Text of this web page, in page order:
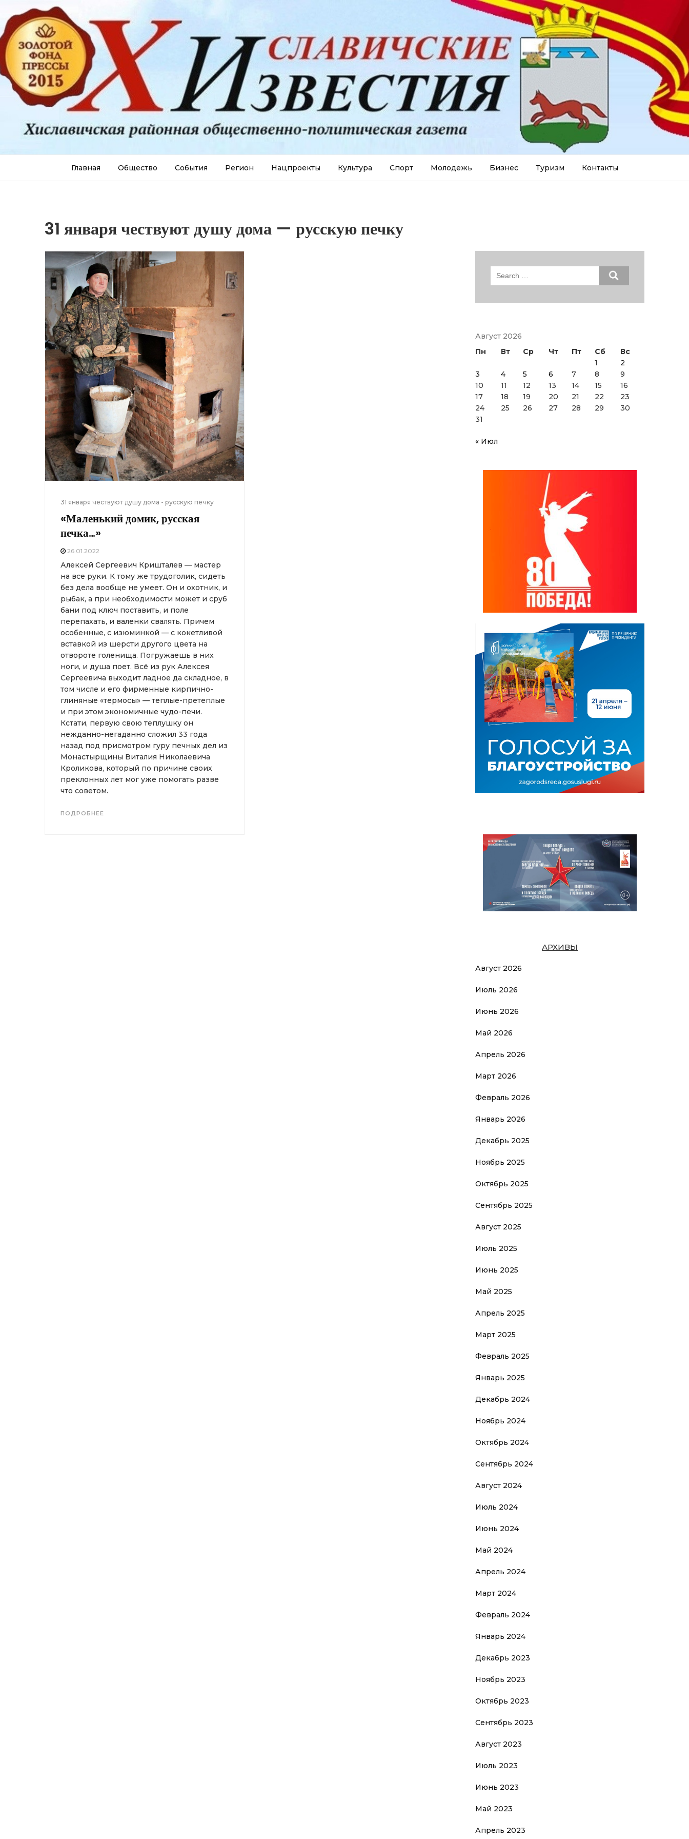
Главная Общество События Регион Нацпроекты Культура Спорт Молодежь Бизнес Туризм Контакты
31 января чествуют душу дома — русскую печку
31 января чествуют душу дома - русскую печку
«Маленький домик, русская
печка…»
26.01.2022
Алексей Сергеевич Кришталев — мастер
на все руки. К тому же трудоголик, сидеть
без дела вообще не умеет. Он и охотник, и
рыбак, а при необходимости может и сруб
бани под ключ поставить, и поле
перепахать, и валенки свалять. Причем
особенные, с изюминкой — с кокетливой
вставкой из шерсти другого цвета на
отвороте голенища. Погружаешь в них
ноги, и душа поет. Всё из рук Алексея
Сергеевича выходит ладное да складное, в
том числе и его фирменные кирпично-
глиняные «термосы» — теплые-претеплые
и при этом экономичные чудо-печи.
Кстати, первую свою теплушку он
нежданно-негаданно сложил 33 года
назад под присмотром гуру печных дел из
Монастырщины Виталия Николаевича
Кроликова, который по причине своих
преклонных лет мог уже помогать разве
что советом.
ПОДРОБНЕЕ
Search
Август 2026
Пн
Вт Ср Чт Пт Сб
Вс
1
2
3
4 5 6 7 8
9
10
11 12 13 14 15
16
17
18 19 20 21 22
23
24
25 26 27 28 29
30
31
« Июл
АРХИВЫ
Август 2026
Июль 2026
Июнь 2026
Май 2026
Апрель 2026
Март 2026
Февраль 2026
Январь 2026
Декабрь 2025
Ноябрь 2025
Октябрь 2025
Сентябрь 2025
Август 2025
Июль 2025
Июнь 2025
Май 2025
Апрель 2025
Март 2025
Февраль 2025
Январь 2025
Декабрь 2024
Ноябрь 2024
Октябрь 2024
Сентябрь 2024
Август 2024
Июль 2024
Июнь 2024
Май 2024
Апрель 2024
Март 2024
Февраль 2024
Январь 2024
Декабрь 2023
Ноябрь 2023
Октябрь 2023
Сентябрь 2023
Август 2023
Июль 2023
Июнь 2023
Май 2023
Апрель 2023